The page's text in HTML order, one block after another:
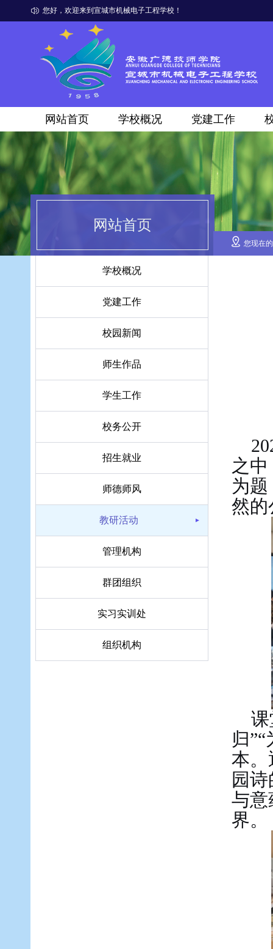
您好，欢迎来到宣城市机械电子工程学校！
网站首页 学校概况 党建工作
网站首页
学校概况
党建工作
校园新闻
师生作品
学生工作
校务公开
招生就业
师德师风
教研活动
管理机构
群团组织
实习实训处
组织机构
您现在
之
为
然的
归
本。
园
与意
界。